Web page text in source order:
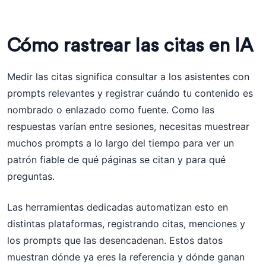
Cómo rastrear las citas en IA
Medir las citas significa consultar a los asistentes con
prompts relevantes y registrar cuándo tu contenido es
nombrado o enlazado como fuente. Como las
respuestas varían entre sesiones, necesitas muestrear
muchos prompts a lo largo del tiempo para ver un
patrón fiable de qué páginas se citan y para qué
preguntas.
Las herramientas dedicadas automatizan esto en
distintas plataformas, registrando citas, menciones y
los prompts que las desencadenan. Estos datos
muestran dónde ya eres la referencia y dónde ganan